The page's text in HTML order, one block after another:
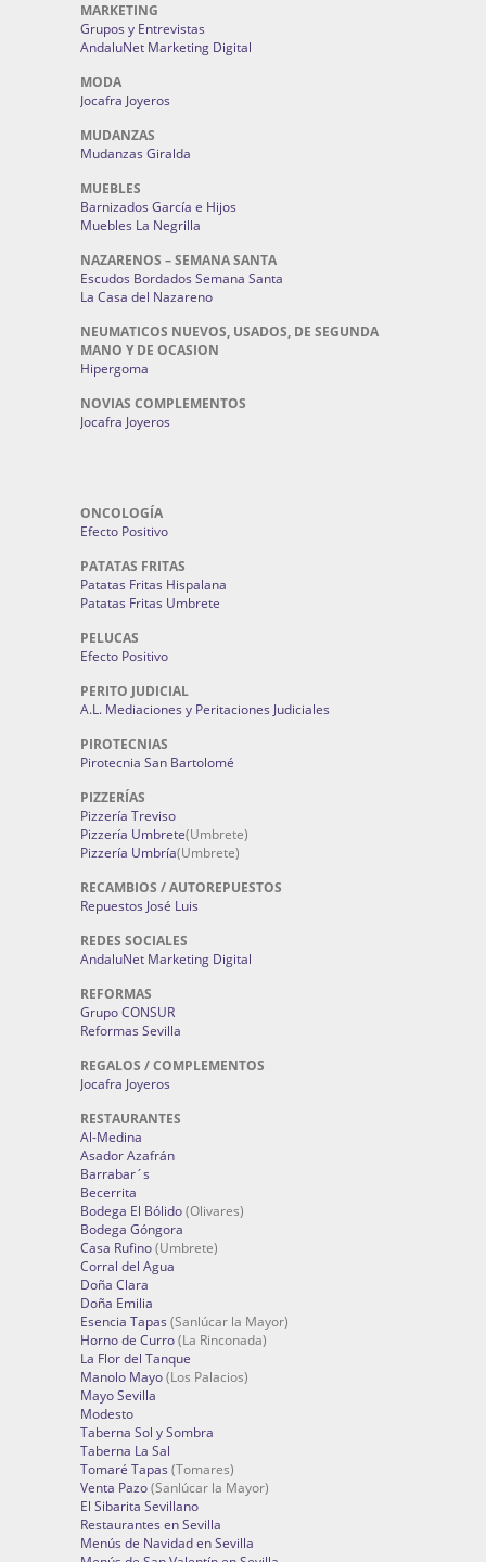
MARKETING
Grupos y Entrevistas
AndaluNet Marketing Digital
MODA
Jocafra Joyeros
MUDANZAS
Mudanzas Giralda
MUEBLES
Barnizados García e Hijos
Muebles La Negrilla
NAZARENOS – SEMANA SANTA
Escudos Bordados Semana Santa
La Casa del Nazareno
NEUMATICOS NUEVOS, USADOS, DE SEGUNDA
MANO Y DE OCASION
Hipergoma
NOVIAS COMPLEMENTOS
Jocafra Joyeros
ONCOLOGÍA
Efecto Positivo
PATATAS FRITAS
Patatas Fritas Hispalana
Patatas Fritas Umbrete
PELUCAS
Efecto Positivo
PERITO JUDICIAL
A.L. Mediaciones y Peritaciones Judiciales
PIROTECNIAS
Pirotecnia San Bartolomé
PIZZERÍAS
Pizzería Treviso
Pizzería Umbrete(Umbrete)
Pizzería Umbría(Umbrete)
RECAMBIOS / AUTOREPUESTOS
Repuestos José Luis
REDES SOCIALES
AndaluNet Marketing Digital
REFORMAS
Grupo CONSUR
Reformas Sevilla
REGALOS / COMPLEMENTOS
Jocafra Joyeros
RESTAURANTES
Al-Medina
Asador Azafrán
Barrabar´s
Becerrita
Bodega El Bólido(Olivares)
Bodega Góngora
Casa Rufino(Umbrete)
Corral del Agua
Doña Clara
Doña Emilia
Esencia Tapas (Sanlúcar la Mayor)
Horno de Curro(La Rinconada)
La Flor del Tanque
Manolo Mayo(Los Palacios)
Mayo Sevilla
Modesto
Taberna Sol y Sombra
Taberna La Sal
Tomaré Tapas (Tomares)
Venta Pazo(Sanlúcar la Mayor)
El Sibarita Sevillano
Restaurantes en Sevilla
Menús de Navidad en Sevilla